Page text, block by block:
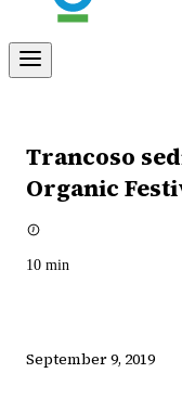
Trancoso
Organic
10 min
September 9, 2019